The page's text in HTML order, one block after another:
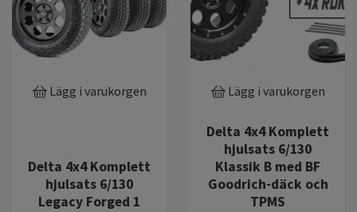
Lägg i varukorgen
Delta 4x4 Komplett
hjulsats 6/130
Legacy Forged 1
Lägg i varukorgen
Delta 4x4 Komplett
hjulsats 6/130
Klassik B med BF
Goodrich-däck och
TPMS